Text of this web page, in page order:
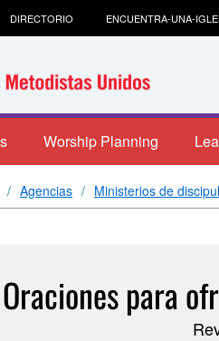
DIRECTORIO ENCUENTRA-UNA-
Worship Planning
Agencias Ministerios de
Oraciones para